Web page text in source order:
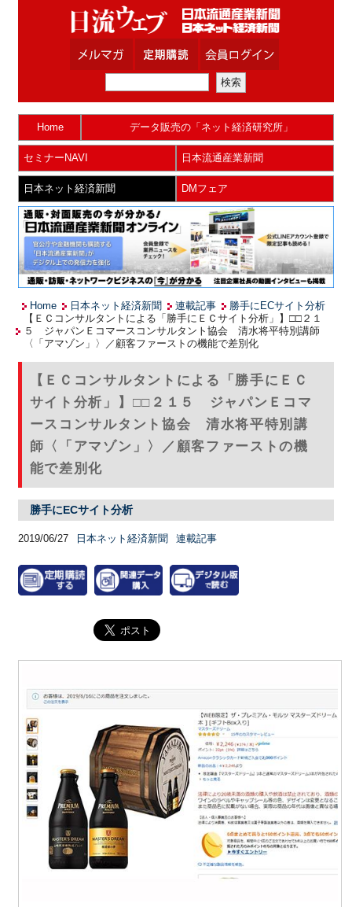
Home データ販売の「ネット経済研究所」
セミナーNAVI 日本流通産業新聞
日本ネット経済新聞 DMフェア
Home 日本ネット経済新聞 連載記事
勝手にECサイト分析
【ＥＣコンサルタントによる「勝手にＥＣサイト分析」】□□２１
５ ジャパンＥコマースコンサルタント協会 清水将平特別講師
〈「アマゾン」〉／顧客ファーストの機能で差別化
【ＥＣコンサルタントによる「勝手にＥＣ
サイト分析」】□□２１５ ジャパンＥコマ
ースコンサルタント協会 清水将平特別講
師〈「アマゾン」〉／顧客ファーストの機
能で差別化
勝手にECサイト分析
2019/06/27 日本ネット経済新聞 連載記事